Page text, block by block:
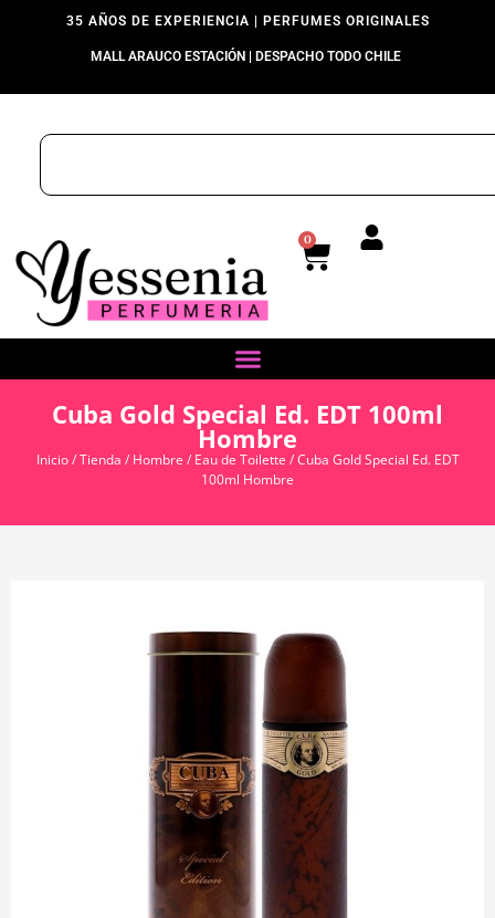
35 AÑOS DE EXPERIENCIA | PERFUMES ORIGINALES
MALL ARAUCO ESTACIÓN | DESPACHO TODO CHILE
0
Cuba Gold Special Ed. EDT 100ml
Hombre
Inicio/Tienda / Hombre / Eau de Toilette / Cuba Gold Special Ed. EDT
100ml Hombre